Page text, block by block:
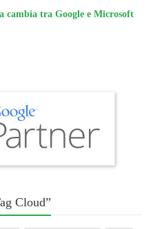
cambia tra Google e Microsoft
Cloud”